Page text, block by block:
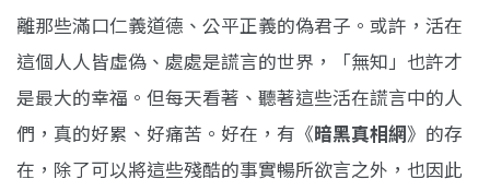
離那些滿口仁義道德、公平正義的偽君子。或許，活在
這個人人皆虛偽、處處是謊言的世界，「無知」也許才
是最大的幸福。但每天看著、聽著這些活在謊言中的人
們，真的好累、好痛苦。好在，有《暗黑真相網》的存
在，除了可以將這些殘酷的事實暢所欲言之外，也因此